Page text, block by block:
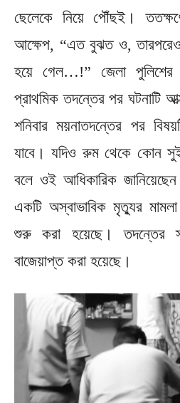
ছেলেকে নিয়ে পৌঁছই।
আক্ষেপ, “এত বুঝত ও,
হয়ে গেল…!” জেলা
প্রাথমিক তদন্তের পর ঘটনাটি
শনিবার ময়নাতদন্তের পর
যাবে। যদিও রুম থেকে কোন
বলে ওই আধিকারিক
একটি অস্বাভাবিক মৃত্যুর
শুরু করা হয়েছে। তদন্তের
বাজেয়াপ্ত করা হয়েছে।